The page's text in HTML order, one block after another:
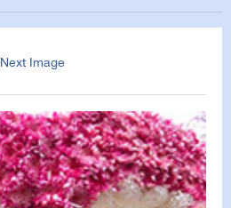
Next Image